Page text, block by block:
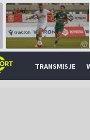
TRANSMISJE